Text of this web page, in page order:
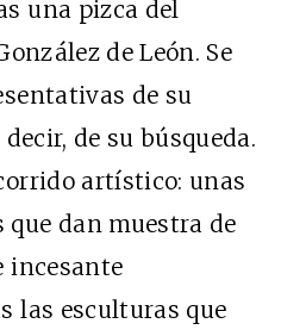
una pizca del
de León. Se
de su
de su búsqueda.
artístico: unas
dan muestra de
incesante
las esculturas que